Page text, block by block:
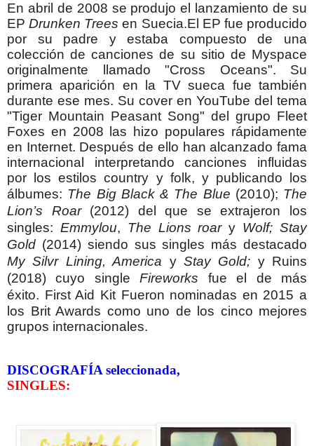
En abril de 2008 se produjo el lanzamiento de su
EPDrunken Trees en Suecia.El EP fue producido
por su padre y estaba compuesto de una
colección de canciones de su sitio de Myspace
originalmente llamado "Cross Oceans". Su
primera aparición en la TV sueca fue también
durante ese mes. Su cover en YouTube del tema
"Tiger Mountain Peasant Song" del grupo Fleet
Foxes en 2008 las hizo populares rápidamente
en Internet. Después de ello han alcanzado fama
internacional interpretando canciones influidas
por los estilos country y folk, y publicando los
álbumes: The Big Black & The Blue (2010); The
Lion’s Roar(2012) del que se extrajeron los
singles: Emmylou, The Lions roar y Wolf; Stay
Gold (2014) siendo sus singles más destacado
My Silvr Lining, America yStay Gold; y Ruins
(2018) cuyo singleFireworks fue el de más
éxito. First Aid Kit Fueron nominadas en 2015 a
los Brit Awards como uno de los cinco mejores
grupos internacionales.
DISCOGRAFÍA seleccionada,
SINGLES: